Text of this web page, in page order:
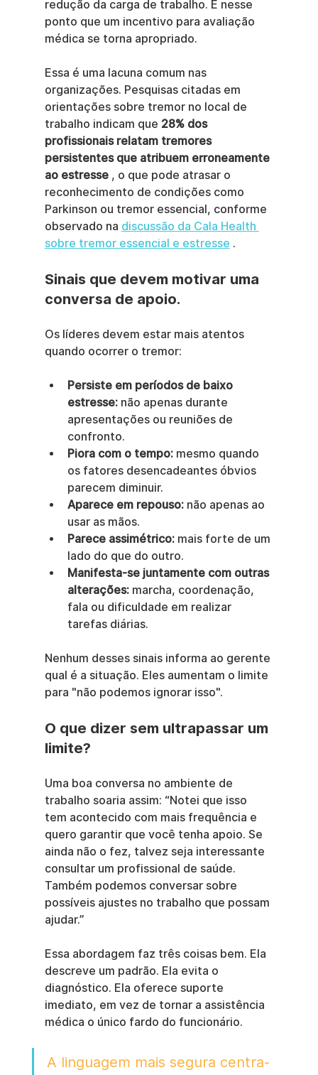
redução da carga de trabalho. É nesse
ponto que um incentivo para avaliação
médica se torna apropriado.
Essa é uma lacuna comum nas
organizações. Pesquisas citadas em
orientações sobre tremor no local de
trabalho indicam que 28% dos
profissionais relatam tremores
persistentes que atribuem erroneamente
ao estresse , o que pode atrasar o
reconhecimento de condições como
Parkinson ou tremor essencial, conforme
observado na discussão da Cala Health
sobre tremor essencial e estresse .
Sinais que devem motivar uma
conversa de apoio.
Os líderes devem estar mais atentos
quando ocorrer o tremor:
Persiste em períodos de baixo
estresse: não apenas durante
apresentações ou reuniões de
confronto.
Piora com o tempo: mesmo quando
os fatores desencadeantes óbvios
parecem diminuir.
Aparece em repouso: não apenas ao
usar as mãos.
Parece assimétrico: mais forte de um
lado do que do outro.
Manifesta-se juntamente com outras
alterações: marcha, coordenação,
fala ou dificuldade em realizar
tarefas diárias.
Nenhum desses sinais informa ao gerente
qual é a situação. Eles aumentam o limite
para "não podemos ignorar isso".
O que dizer sem ultrapassar um
limite?
Uma boa conversa no ambiente de
trabalho soaria assim: “Notei que isso
tem acontecido com mais frequência e
quero garantir que você tenha apoio. Se
ainda não o fez, talvez seja interessante
consultar um profissional de saúde.
Também podemos conversar sobre
possíveis ajustes no trabalho que possam
ajudar.”
Essa abordagem faz três coisas bem. Ela
descreve um padrão. Ela evita o
diagnóstico. Ela oferece suporte
imediato, em vez de tornar a assistência
médica o único fardo do funcionário.
A linguagem mais segura centra-